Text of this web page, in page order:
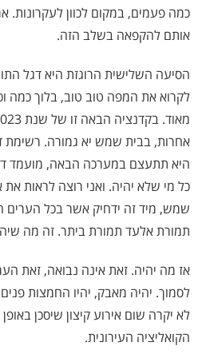
כמה פעמים, במקום לכוון לעקרונות.
אותם להקפאה בשלב הזה.
הסיעה השלישית הרוגזת היא דגל
לקרוא את המפה טוב טוב, בלוך כמה
אחרות, בבית שמש יא גמורה. רשימת
היא תתעצם במערכה הבאה, מועמד
כל מי שלא יהיה. ואני רוצה לראות את
שמש, מיד זה ידחיק אשר בכל
תמורת אלעד תמורת ביתר. זה מה
אז מה יהיה. זאת אינה נבואה, זאת
לסמוך. יהיה מאבק, יהיו החמצות
לא יקרה שום אירוע קיצון שיסכן
הקואליציה העירונית.